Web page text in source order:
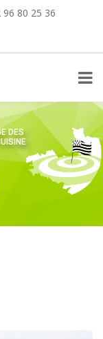
96 80 25 36
DES